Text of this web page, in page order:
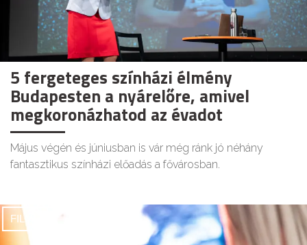
5 fergeteges színházi élmény
Budapesten a nyárelőre, amivel
megkoronázhatod az évadot
Május végén és júniusban is vár még ránk jó néhány
fantasztikus színházi előadás a fővárosban.
FILMEK